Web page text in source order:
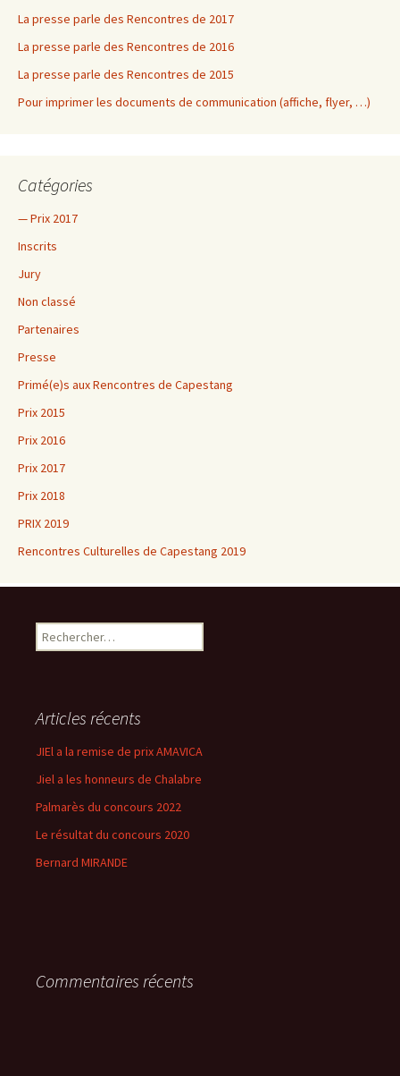
La presse parle des Rencontres de 2017
La presse parle des Rencontres de 2016
La presse parle des Rencontres de 2015
Pour imprimer les documents de communication (affiche, flyer, …)
Catégories
— Prix 2017
Inscrits
Jury
Non classé
Partenaires
Presse
Primé(e)s aux Rencontres de Capestang
Prix 2015
Prix 2016
Prix 2017
Prix 2018
PRIX 2019
Rencontres Culturelles de Capestang 2019
Rechercher :
Articles récents
JIEl a la remise de prix AMAVICA
Jiel a les honneurs de Chalabre
Palmarès du concours 2022
Le résultat du concours 2020
Bernard MIRANDE
Commentaires récents